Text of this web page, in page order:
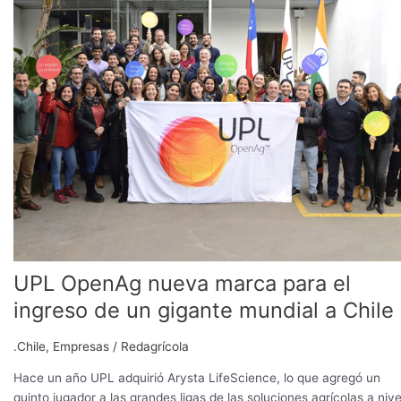
UPL OpenAg nueva marca para el
ingreso de un gigante mundial a Chile
.Chile, Empresas / Redagrícola
Hace un año UPL adquirió Arysta LifeScience, lo que agregó un
quinto jugador a las grandes ligas de las soluciones agrícolas a
nueva
marca
para
el
ingreso
de
gigante
mundial
a
Chile